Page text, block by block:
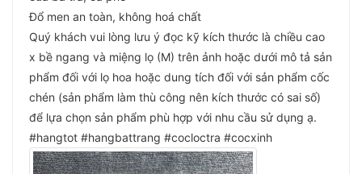
Đổ men an toàn, không hoá chất
Quý khách vui lòng lưu ý đọc kỹ kích thước là chiều cao
x bề ngang và miệng lọ (M) trên ảnh hoặc dưới mô tả sản
phẩm đối với lọ hoa hoặc dung tích đối với sản phẩm cốc
chén (sản phẩm làm thù công nên kích thước có sai số)
để lựa chọn sản phẩm phù hợp với nhu cầu sử dụng ạ.
#hangtot #hangbattrang #cocloctra #cocxinh